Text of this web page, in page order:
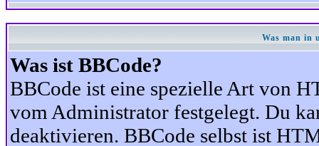
Was man in
Was ist BBCode?
BBCode ist eine spezielle Art von
vom Administrator festgelegt. Du
deaktivieren. BBCode selbst ist